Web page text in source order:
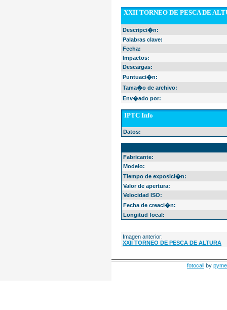
XXII TORNEO DE PESCA DE
Descripci�n:
Palabras clave:
Fecha:
Impactos:
Descargas:
Puntuaci�n:
Tama�o de archivo:
Env�ado por:
IPTC Info
Datos:
Fabricante:
Modelo:
Tiempo de exposici�n:
Valor de apertura:
Velocidad ISO:
Fecha de creaci�n:
Longitud focal:
Imagen anterior:
XXII TORNEO DE PESCA DE ALTURA
fotocall by